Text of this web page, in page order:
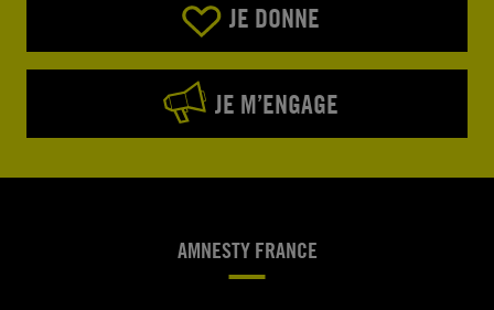
JE DONNE
JE M’ENGAGE
AMNESTY FRANCE